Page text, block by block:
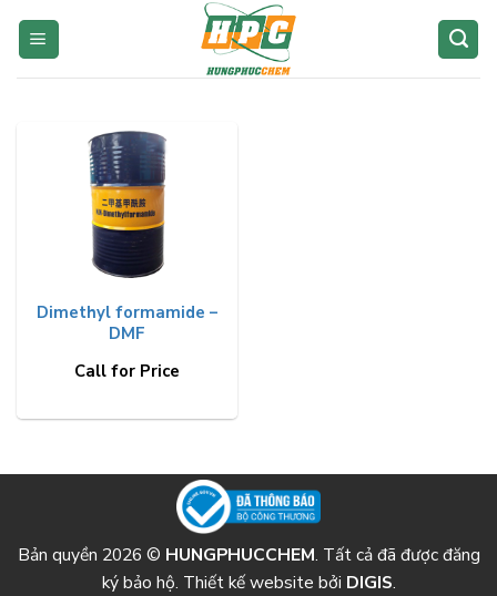
Skip
content
Dimethyl formamide –
DMF
Call for Price
Bản quyền 2026 © HUNGPHUCCHEM. Tất cả đã được đăng
ký bảo hộ. Thiết kế website bởi DIGIS.